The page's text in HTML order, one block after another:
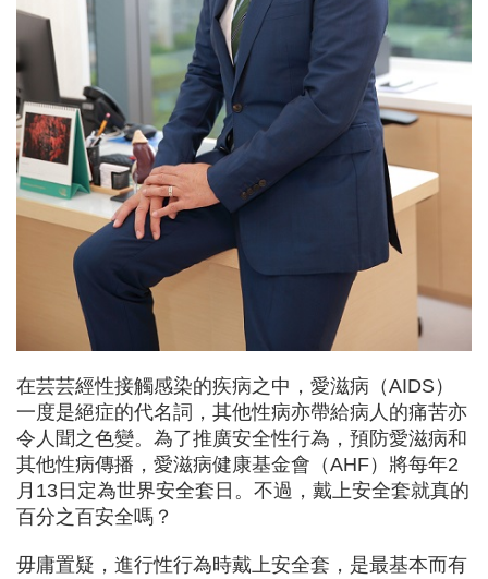
在芸芸經性接觸感染的疾病之中，愛滋病（AIDS）
一度是絕症的代名詞，其他性病亦帶給病人的痛苦亦
令人聞之色變。為了推廣安全性行為，預防愛滋病和
其他性病傳播，愛滋病健康基金會（AHF）將每年2
月13日定為世界安全套日。不過，戴上安全套就真的
百分之百安全嗎？
毋庸置疑，進行性行為時戴上安全套，是最基本而有